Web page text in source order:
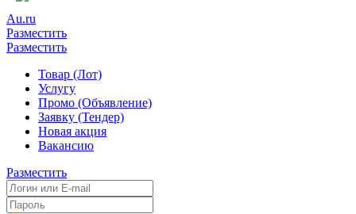
Au.ru
Разместить
Разместить
Товар (Лот)
Услугу
Промо (Объявление)
Заявку (Тендер)
Новая акция
Вакансию
Разместить